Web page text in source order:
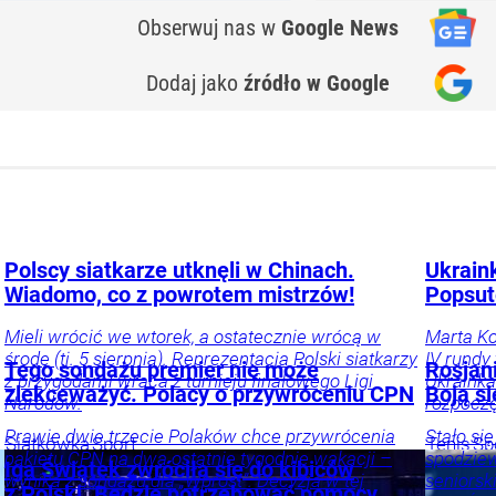
Obserwuj nas w Google News
Dodaj jako źródło w Google
Polscy siatkarze utknęli w Chinach.
Wiadomo, co z powrotem mistrzów!
Mieli wrócić we wtorek, a ostatecznie wrócą w
środę (tj. 5 sierpnia). Reprezentacja Polski siatkarzy
z przygodami wraca z turnieju finałowego Ligi
Narodów.
SiatkówkaSport
Marta
IV
Tenis
Tego sondażu premier nie może
zlekceważyć. Polacy o przywróceniu CPN
Prawie dwie trzecie Polaków chce przywrócenia
pakietu CPN na dwa ostatnie tygodnie wakacji –
wynika z sondażu dla „Wprost”. Decyzja w tej
Boją
Stało
Iga Świątek zwróciła się do kibiców